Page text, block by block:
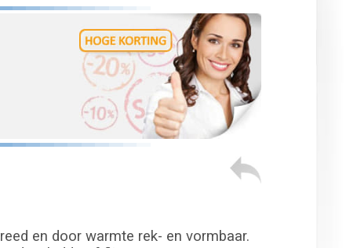
en door warmte rek- en vormbaar.